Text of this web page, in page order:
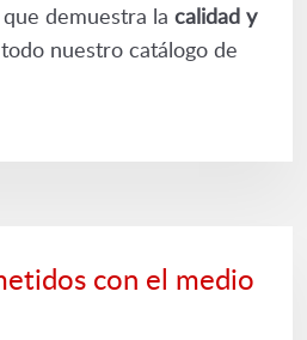
demuestra la calidad y
nuestro catálogo de
con el medio